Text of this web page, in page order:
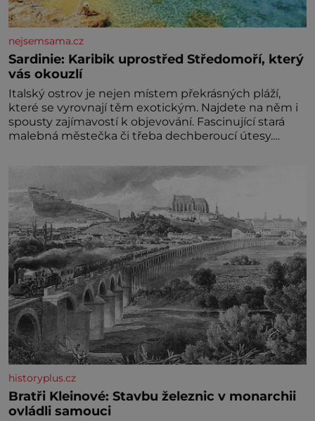
nejsemsama.cz
Sardinie: Karibik uprostřed Středomoří, který
vás okouzlí
Italský ostrov je nejen místem překrásných pláží,
které se vyrovnají těm exotickým. Najdete na něm i
spousty zajímavostí k objevování. Fascinující stará
malebná městečka či třeba dechberoucí útesy.
jedné třetiny České republiky vás ohromí nejen
svými plážemi s bílým pískem jako v Karibiku, ale i
divokou krajinou, také bohatou historií i
luxusem.Zjistěte,
historyplus.cz
Bratři Kleinové: Stavbu železnic v monarchii
ovládli samouci